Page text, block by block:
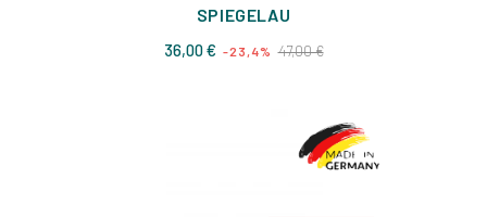
SPIEGELAU
36,00 € Prix
-23,4% 47,00 €Prix